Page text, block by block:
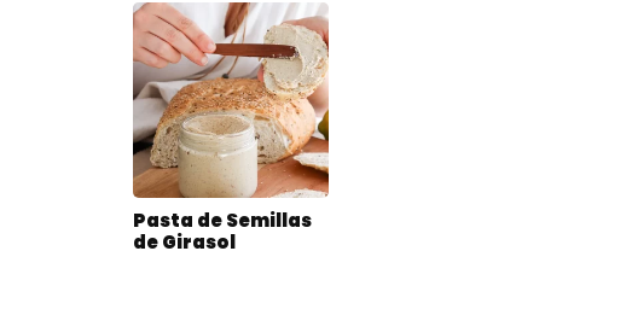
Pasta de Semillas
de Girasol